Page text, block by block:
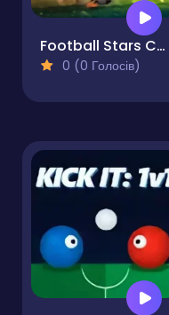
Football Stars Championship
0 (0 Голосів)